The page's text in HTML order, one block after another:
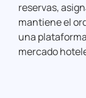
reservas,
mantiene el
una
mercado